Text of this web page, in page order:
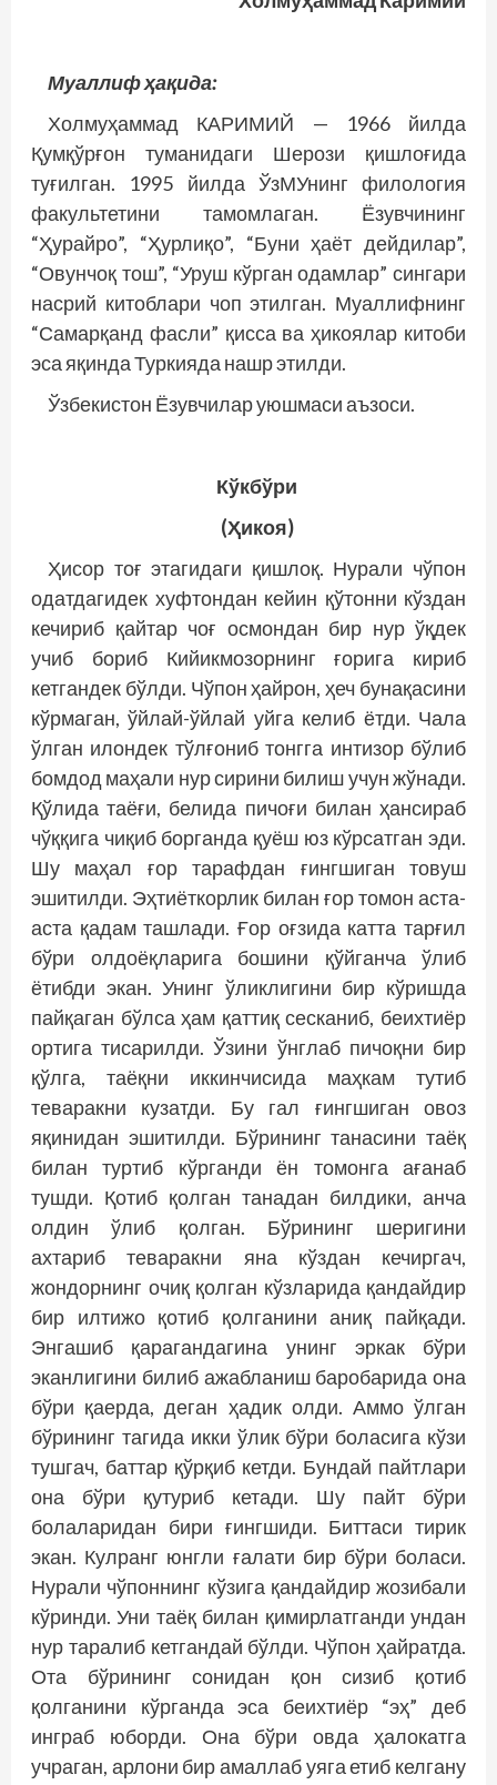
Муаллиф ҳақида:
Холмуҳаммад КАРИМИЙ — 1966 йилда
Қумқўрғон туманидаги Шерози қишлоғида
туғилган. 1995 йилда ЎзМУнинг филология
факультетини тамомлаган. Ёзувчининг
“Ҳурайро”, “Ҳурлиқо”, “Буни ҳаёт дейдилар”,
“Овунчоқ тош”, “Уруш кўрган одамлар” сингари
насрий китоблари чоп этилган. Муаллифнинг
“Самарқанд фасли” қисса ва ҳикоялар китоби
эса яқинда Туркияда нашр этилди.
Ўзбекистон Ёзувчилар уюшмаси аъзоси.
Кўкбўри
(Ҳикоя)
Ҳисор тоғ этагидаги қишлоқ. Нур­али чўпон
одатдагидек хуфтондан кейин қўтонни кўздан
кечириб қайтар чоғ осмондан бир нур ўқдек
учиб бориб Кийикмозорнинг ғорига кириб
кетгандек бўлди. Чўпон ҳайрон, ҳеч бунақасини
кўрмаган, ўйлай-ўйлай уйга келиб ётди. Чала
ўлган илондек тўлғониб тонг­­га интизор бўлиб
бомдод маҳали нур сирини билиш учун жўнади.
Қўлида таёғи, белида пичоғи билан ҳансираб
чўққига чиқиб борганда қуёш юз кўрсатган эди.
Шу маҳал ғор тарафдан ғингшиган товуш
эшитилди. Эҳтиёткорлик билан ғор томон аста-
аста қадам ташлади. Ғор оғзида катта тарғил
бўри олдоёқларига бошини қўйганча ўлиб
ётибди экан. Унинг ўликлигини бир кўришда
пайқаган бўлса ҳам қаттиқ сесканиб, беихтиёр
ортига тисарилди. Ўзини ўнглаб пичоқни бир
қўлга, таёқни иккинчисида маҳкам тутиб
теваракни кузатди. Бу гал ғингшиган овоз
яқинидан эшитилди. Бўрининг танасини таёқ
билан туртиб кўрганди ён томонга ағанаб
тушди. Қотиб қолган танадан билдики, анча
олдин ўлиб қолган. Бўрининг шеригини
ахтариб теваракни яна кўздан кечиргач,
жондорнинг очиқ қолган кўзларида қандайдир
бир илтижо қотиб қолганини аниқ пайқади.
Энгашиб қарагандагина унинг эркак бўри
эканлигини билиб ажабланиш баробарида она
бўри қаерда, деган ҳадик олди. Аммо ўлган
бўрининг тагида икки ўлик бўри боласига кўзи
тушгач, баттар қўрқиб кетди. Бундай пайтлари
она бўри қутуриб кетади. Шу пайт бўри
болаларидан бири ғингшиди. Биттаси тирик
экан. Кулранг юнгли ғалати бир бўри боласи.
Нурали чўпоннинг кўзига қандайдир жозибали
кўринди. Уни таёқ билан қимирлатганди ундан
нур таралиб кетгандай бўлди. Чўпон ҳайратда.
Ота бўрининг сонидан қон сизиб қотиб
қолганини кўрганда эса беихтиёр “эҳ” деб
инграб юборди. Она бўри овда ҳалокатга
учраган, арлони бир амаллаб уяга етиб келгану